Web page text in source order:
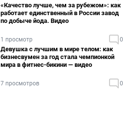
«Качество лучше, чем за рубежом»: как
работает единственный в России завод
по добыче йода. Видео
1 просмотр 0
Девушка с лучшим в мире телом: как
бизнесвумен за год стала чемпионкой
мира в фитнес-бикини — видео
7 просмотров 0